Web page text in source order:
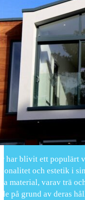
har blivit ett populärt
och estetik i
material, varav trä
på grund av deras